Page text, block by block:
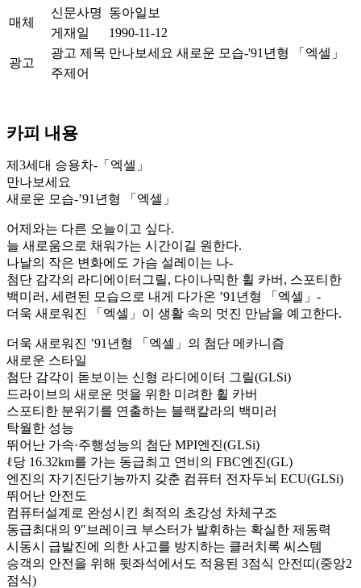
매체
신문사명
동아일보
게재일
1990-11-12
광고
광고 제목 만나보세요 새로운 모습-'91년형 「엑셀」
주제어
카피 내용
제3세대 승용차-「엑셀」
만나보세요
새로운 모습-’91년형 「엑셀」
어제와는 다른 오늘이고 싶다.
늘 새로움으로 채워가는 시간이길 원한다.
나날의 작은 변화에도 가슴 설레이는 나-
첨단 감각의 라디에이터그릴, 다이나믹한 휠 카버, 스포티한
백미러, 세련된 모습으로 내게 다가온 ’91년형 「엑셀」-
더욱 새로워진 「엑셀」이 생활 속의 멋진 만남을 예고한다.
더욱 새로워진 ’91년형 「엑셀」의 첨단 메카니즘
새로운 스타일
첨단 감각이 돋보이는 신형 라디에이터 그릴(GLSi)
드라이브의 새로운 멋을 위한 미려한 휠 카버
스포티한 분위기를 연출하는 블랙칼라의 백미러
탁월한 성능
뛰어난 가속·주행성능의 첨단 MPI엔진(GLSi)
ℓ당 16.32km를 가는 동급최고 연비의 FBC엔진(GL)
엔진의 자기진단기능까지 갖춘 컴퓨터 전자두뇌 ECU(GLSi)
뛰어난 안전도
컴퓨터설계로 완성시킨 최적의 초강성 차체구조
동급최대의 9″브레이크 부스터가 발휘하는 확실한 제동력
시동시 급발진에 의한 사고를 방지하는 클러치록 씨스템
승객의 안전을 위해 뒷좌석에서도 적용된 3점식 안전띠(중앙2
점식)